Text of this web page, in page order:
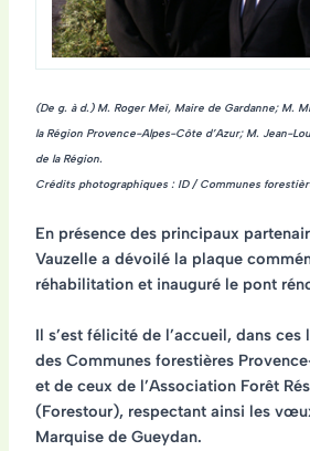
(De g. à d.) M. Roger Meï, Maire de Gardanne; M.
la Région Provence-Alpes-Côte d’Azur; M. Jean-
de la Région.
Crédits photographiques : ID / Communes
En présence des principaux
Vauzelle a dévoilé la plaque
réhabilitation et inauguré le pont
Il s’est félicité de l’accueil, dans ces
des Communes forestières
et de ceux de l’Association Forêt
(Forestour), respectant ainsi les
Marquise de Gueydan.